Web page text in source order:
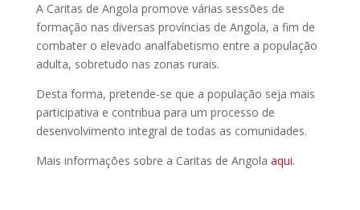
A Caritas de Angola promove várias sessões de
formação nas diversas províncias de Angola, a fim de
combater o elevado analfabetismo entre a população
adulta, sobretudo nas zonas rurais.
Desta forma, pretende-se que a população seja mais
participativa e contribua para um processo de
desenvolvimento integral de todas as comunidades.
Mais informações sobre a Caritas de Angola aqui.